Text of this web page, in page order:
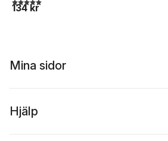
134 kr
Mina sidor
Hjälp